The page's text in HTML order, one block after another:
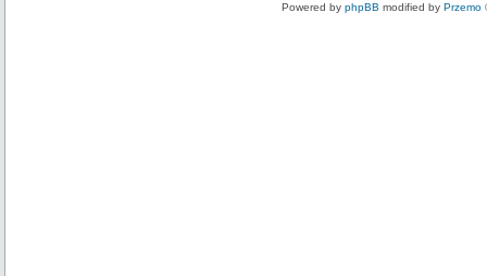
Powered by phpBB modified by Przemo